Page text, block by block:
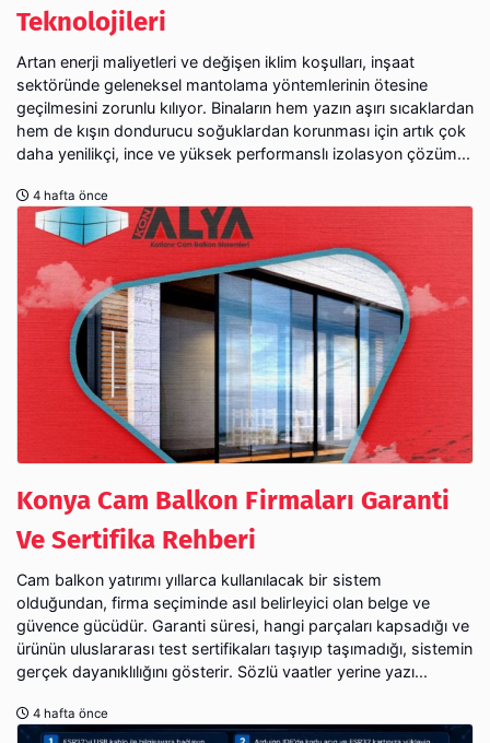
Teknolojileri
Artan enerji maliyetleri ve değişen iklim koşulları, inşaat
sektöründe geleneksel mantolama yöntemlerinin ötesine
geçilmesini zorunlu kılıyor. Binaların hem yazın aşırı sıcaklardan
hem de kışın dondurucu soğuklardan korunması için artık çok
daha yenilikçi, ince ve yüksek performanslı izolasyon çözüm...
4 hafta önce
Konya Cam Balkon Firmaları Garanti
Ve Sertifika Rehberi
Cam balkon yatırımı yıllarca kullanılacak bir sistem
olduğundan, firma seçiminde asıl belirleyici olan belge ve
güvence gücüdür. Garanti süresi, hangi parçaları kapsadığı ve
ürünün uluslararası test sertifikaları taşıyıp taşımadığı, sistemin
gerçek dayanıklılığını gösterir. Sözlü vaatler yerine yazı...
4 hafta önce